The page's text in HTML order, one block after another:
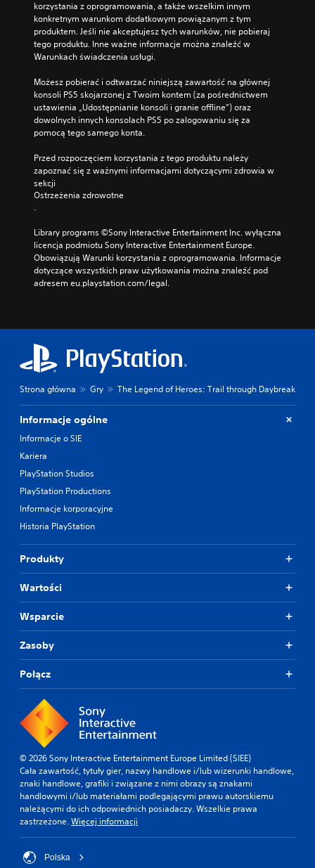
korzystania z oprogramowania, a także wszelkim innym
konkretnym warunkom dodatkowym powiązanym z tym
produktem. Jeśli nie akceptujesz tych warunków, nie pobieraj
tego produktu. Inne ważne informacje można znaleźć w
Warunkach świadczenia usługi.
Możesz pobierać i odtwarzać niniejszą zawartość na głównej
konsoli PS5 skojarzonej z Twoim kontem (za pośrednictwem
ustawienia „Udostępnianie konsoli i granie offline”) oraz
dowolnych innych konsolach PS5 po zalogowaniu się za
pomocą tego samego konta.
Przed rozpoczęciem korzystania z tego produktu należy
zapoznać się z ważnymi informacjami dotyczącymi zdrowia w
sekcji
Ostrzeżenia zdrowotne
.
Library programs ©Sony Interactive Entertainment Inc. wyłączna
licencja podmiotu Sony Interactive Entertainment Europe.
Obowiązują Warunki korzystania z oprogramowania. Informacje
dotyczące wszystkich praw użytkowania można znaleźć pod
adresem eu.playstation.com/legal.
Strona główna Gry The Legend of Heroes: Trail through Daybreak
Informacje ogólne
Informacje o SIE
Kariera
PlayStation Studios
PlayStation Productions
Informacje korporacyjne
Historia PlayStation
Produkty
Wartości
Wsparcie
Zasoby
Połącz
© 2026 Sony Interactive Entertainment Europe Limited (SIEE)
Cała zawartość, tytuły gier, nazwy handlowe i/lub wizerunki handlowe,
znaki handlowe, grafiki i związane z nimi obrazy są znakami
handlowymi i/lub materiałami podlegającymi prawu autorskiemu
należącymi do ich odpowiednich posiadaczy. Wszelkie prawa
zastrzeżone.Więcej informacji
Polska